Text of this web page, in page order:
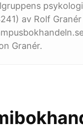
psykologi
av Rolf
Granér.